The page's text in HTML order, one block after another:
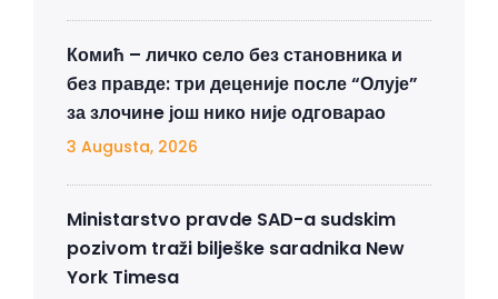
Комић – личко село без становника и
без правде: три деценије после “Олује”
за злочинe још нико није одговарао
3 Augusta, 2026
Ministarstvo pravde SAD-a sudskim
pozivom traži bilješke saradnika New
York Timesa